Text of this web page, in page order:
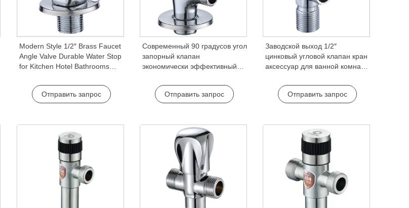
Modern Style 1/2″ Brass Faucet
Angle Valve Durable Water Stop
for Kitchen Hotel Bathrooms
Accessories
Отправить запрос
Современный 90 градусов угол
запорный клапан
экономически эффективный
аксессуар 1/2″-туалет
смесители для гостиниц и
Отправить запрос
Заводской выход 1/2″
цинковый угловой клапан кран
аксессуар для ванной комнаты
водоснабжения
Отправить запрос